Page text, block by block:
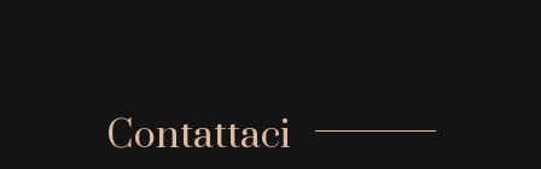
Contattaci